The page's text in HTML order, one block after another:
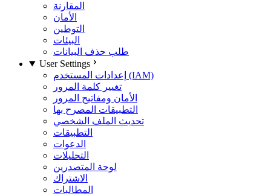
المقارنة
الأمان
التوطين
البيئات
طلب حذف البيانات
User Settings
إعدادات المستخدم (IAM)
تغيير كلمة المرور
الأمان ومفاتيح المرور
التطبيقات المصرح بها
تحديث الملف الشخصي
التطبيقات
الدعوات
التحليلات
لوحة المتصدرين
الاشتراك
المطالبات